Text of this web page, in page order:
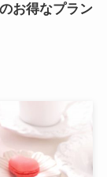
お得なプラン